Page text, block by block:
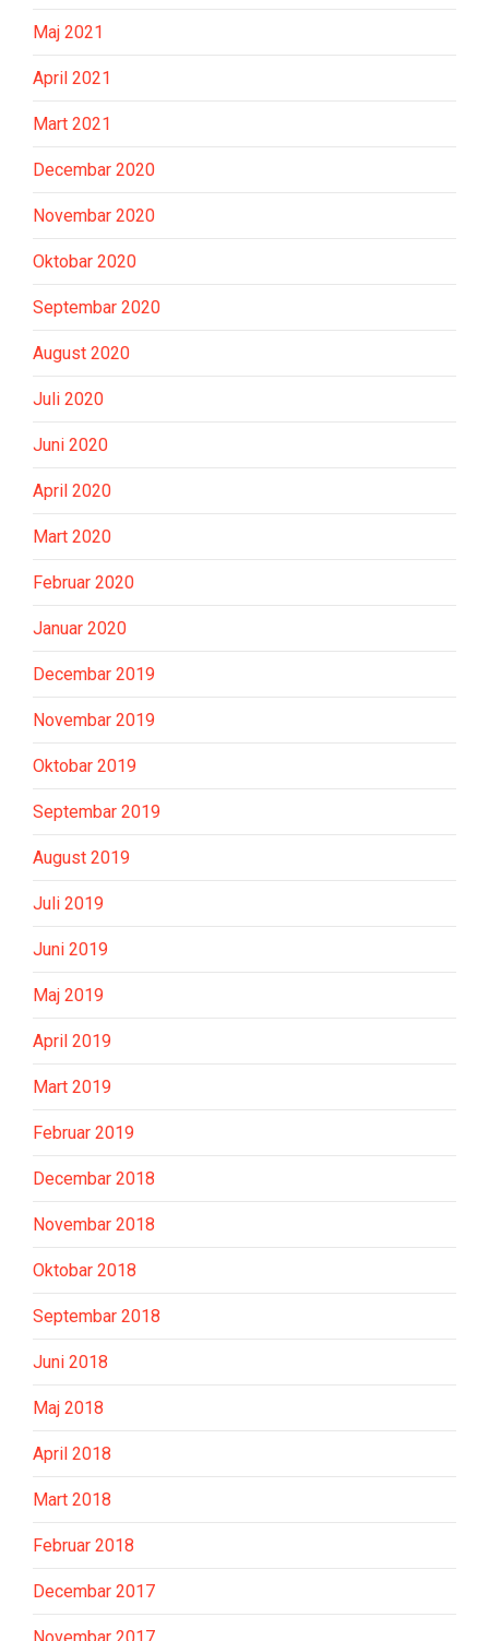
Maj 2021
April 2021
Mart 2021
Decembar 2020
Novembar 2020
Oktobar 2020
Septembar 2020
August 2020
Juli 2020
Juni 2020
April 2020
Mart 2020
Februar 2020
Januar 2020
Decembar 2019
Novembar 2019
Oktobar 2019
Septembar 2019
August 2019
Juli 2019
Juni 2019
Maj 2019
April 2019
Mart 2019
Februar 2019
Decembar 2018
Novembar 2018
Oktobar 2018
Septembar 2018
Juni 2018
Maj 2018
April 2018
Mart 2018
Februar 2018
Decembar 2017